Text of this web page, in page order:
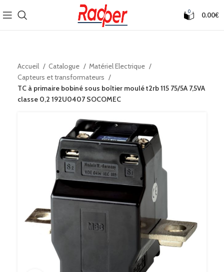
0 0.00€
Accueil Catalogue
Matériel Electrique
Capteurs et transformateurs
TC à primaire bobiné sous boîtier moulé t2rb 115 75/5A 7,5VA
classe 0,2 192U0407 SOCOMEC